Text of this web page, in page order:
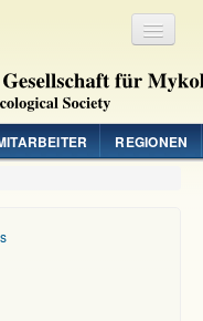
REGIONEN